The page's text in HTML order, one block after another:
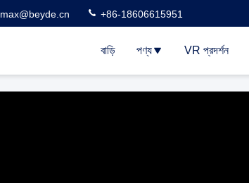
max@beyde.cn +86-18606615951
বাড়ি পণ্য VR প্রদর্শন